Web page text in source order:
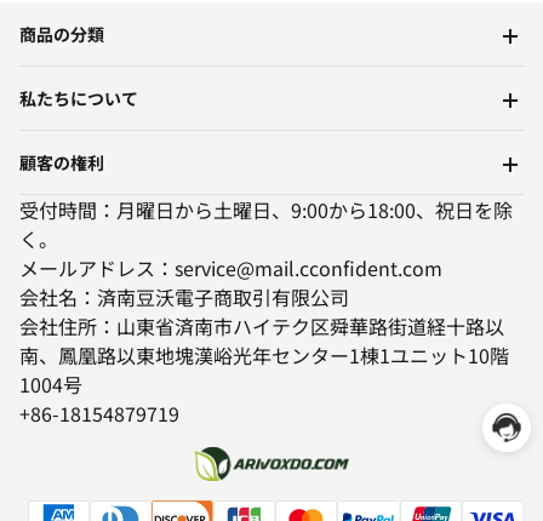
商品の分類
私たちについて
顧客の権利
受付時間：月曜日から土曜日、9:00から18:00、祝日を除
く。
メールアドレス：service@mail.cconfident.com
会社名：済南豆沃電子商取引有限公司
会社住所：山東省済南市ハイテク区舜華路街道経十路以
南、鳳凰路以東地塊漢峪光年センター1棟1ユニット10階
1004号
+86-18154879719